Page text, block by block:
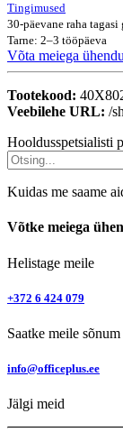
Tingimused
30-päevane raha
Tarne: 2–3 tööpäeva
Võta meiega
Tootekood:
Veebilehe URL: /
Hooldusspetsialisti
Kuidas me saame
Võtke meiega
Helistage meile
+372 6 424 079
Saatke meile sõnum
info@officeplus.ee
Jälgi meid